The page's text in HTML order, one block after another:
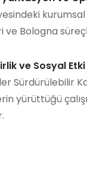
ve Bologna
ve Sosyal
Sürdürülebilir
yürüttüğü